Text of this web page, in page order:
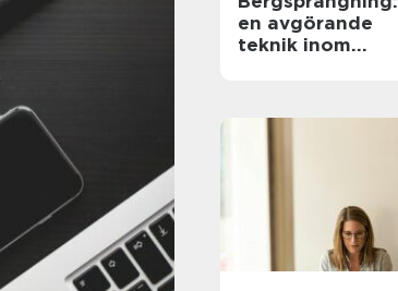
en avgörande
teknik inom